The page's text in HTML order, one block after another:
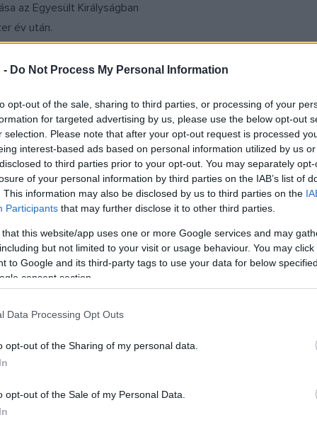
- Do Not Process My Personal Information
opt-out of the sale, sharing to third parties, or processing of your
for targeted advertising by us, please use the below opt-out
selection. Please note that after your opt-out request is processed
interest-based ads based on personal information utilized by us
to third parties prior to your opt-out. You may separately
of your personal information by third parties on the IAB’s list of
This information may also be disclosed by us to third parties on the
Participants that may further disclose it to other third parties.
that this website/app uses one or more Google services and may
but not limited to your visit or usage behaviour. You may
to Google and its third-party tags to use your data for below
consent section.
Data Processing Opt Outs
opt-out of the Sharing of my personal data.
opt-out of the Sale of my Personal Data.
az Egyesült Királyságban
év után.
volt a
július 15-én fedezték fel
Napóleon egyiptomi
az egyiptomi hieroglifák
lehetővé tevő rosette-i
MŰVÉSZET
A neten akarta
eladni a British
lopott 23 milliós
Már több mint hatszáz
vagy ellopottnak hitt tárgyát
vissza a British Museum.
dollár értékű római ékszert
találtak meg az eBayen.